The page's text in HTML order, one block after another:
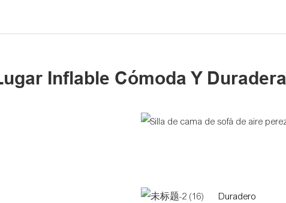
Inflable Cómoda Y Duradera
Duradero